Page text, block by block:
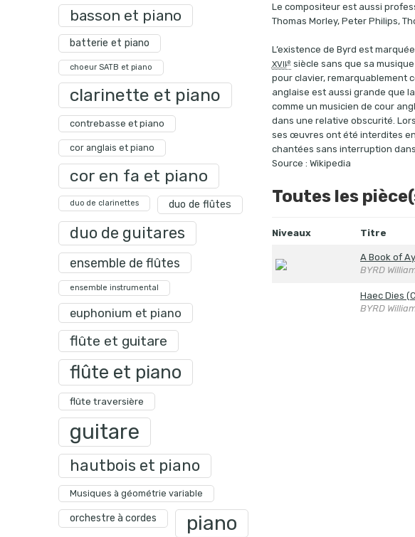
Le compositeur est aussi
Thomas Morley, Peter Philips,
L’existence de Byrd est
XVIIe siècle sans que sa
pour clavier, remarquablement
anglaise est aussi grande que
comme un musicien de cour
dans une relative obscurité.
ses œuvres ont été interdites
chantées sans interruption
Source : Wikipedia
Toutes les
Niveaux Titre
A Book of
BYRD
Haec Dies
BYRD
basson et piano
batterie et piano
choeur SATB et piano
clarinette et piano
contrebasse et piano
cor anglais et piano
cor en fa et piano
duo de clarinettes duo de flûtes
duo de guitares
ensemble de flûtes
ensemble instrumental
euphonium et piano
flûte et guitare
flûte et piano
flûte traversière
guitare
hautbois et piano
Musiques à géométrie variable
orchestre à cordes piano